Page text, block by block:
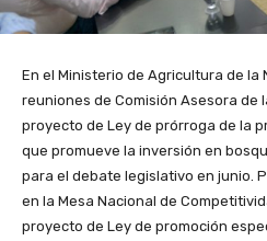
En el Ministerio de Agricultura de la
reuniones de Comisión Asesora de
proyecto de Ley de prórroga de la
que promueve la inversión en
para el debate legislativo en junio.
en la Mesa Nacional de
proyecto de Ley de promoción